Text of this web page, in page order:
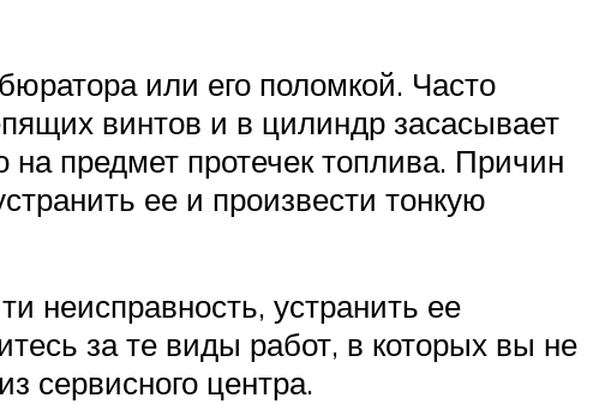
или его поломкой. Часто
винтов и в цилиндр засасывает
предмет протечек топлива. Причин
ее и произвести тонкую
неисправность, устранить ее
за те виды работ, в которых вы не
сервисного центра.